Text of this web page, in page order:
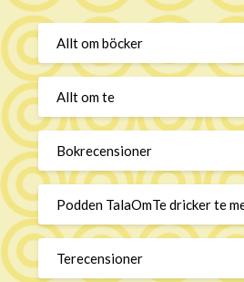
Allt om böcker
Allt om te
Bokrecensioner
Podden TalaOmTe dricker te
Terecensioner